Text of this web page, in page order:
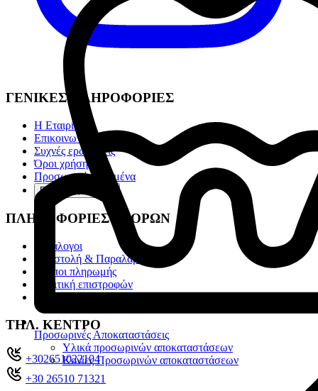
Προσωρινές Αποκαταστάσεις
Υλικά προσωρινών αποκαταστάσεων
Κονίες Προσωρινών αποκαταστάσεων
ΓΕΝΙΚΕΣ ΠΛΗΡΟΦΟΡΙΕΣ
Η Εταιρία
Επικοινωνία
Συχνές ερωτήσεις
Όροι χρήσης
Προσωπικά Δεδομένα
Ρυθμίσεις cookies
ΠΛΗΡΟΦΟΡΙΕΣ ΑΓΟΡΩΝ
Κατάλογοι
Αποστολή & Παραλαβή
Τρόποι πληρωμής
Πολιτική επιστροφών
ΤΗΛ. ΚΕΝΤΡΟ
+302651022104
+30 26510 71321